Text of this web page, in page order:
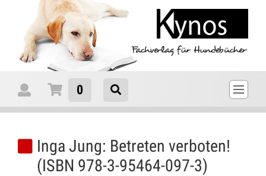
Inga Jung: Betreten verboten!
(ISBN 978-3-95464-097-3)
0